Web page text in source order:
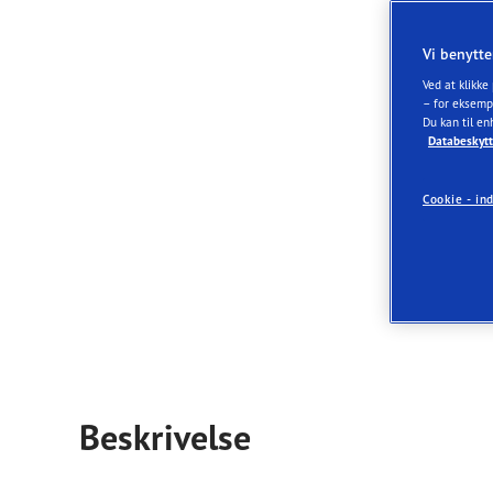
Beskrivelse
Vi
Ved at
– for
Du kan til
Cookie -